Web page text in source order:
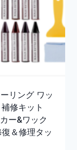
リング ワッ
修キット
ー&ワック
＆修理タッ